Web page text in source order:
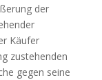
der
Käufer
zustehenden
gegen seine